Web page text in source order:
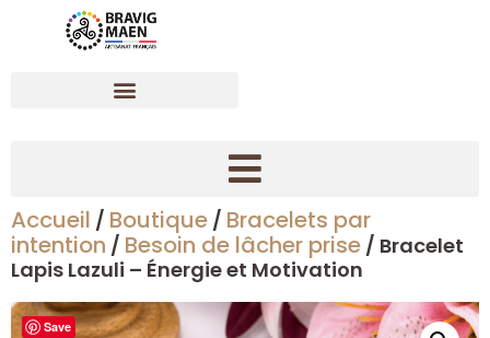
Accueil / Boutique / Bracelets par
intention / Besoin de lâcher prise / Bracelet
Lapis Lazuli – Énergie et Motivation
Save